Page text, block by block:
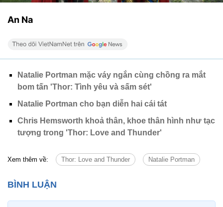
An Na
Natalie Portman mặc váy ngắn cùng chồng ra mắt
bom tấn 'Thor: Tình yêu và sấm sét'
Natalie Portman cho bạn diễn hai cái tát
Chris Hemsworth khoả thân, khoe thân hình như tạc
tượng trong 'Thor: Love and Thunder'
Xem thêm về: Thor: Love and Thunder Natalie Portman